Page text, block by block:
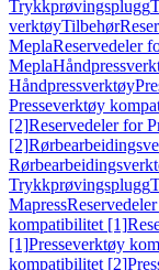
Trykkprøvingsplugg
verktøyTilbehør
MeplaReservedeler
Mepla
Håndpressverktøy
Presseverktøy
[2]Reservedeler for
[2]
Trykkprøvingsplugg
Mapress
kompatibilitet [1]
[1]Presseverktøy
kompatibilitet [2]